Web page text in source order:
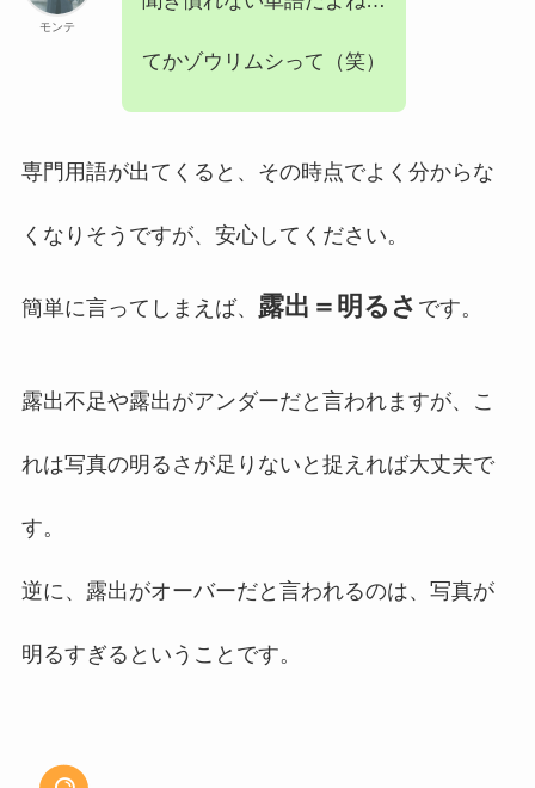
モンテ
てかゾウリムシって（笑）
専門用語が出てくると、その時点でよく分からな
くなりそうですが、安心してください。
簡単に言ってしまえば、 露出＝明るさ です。
露出不足や露出がアンダーだと言われますが、こ
れは写真の明るさが足りないと捉えれば大丈夫で
す。
逆に、露出がオーバーだと言われるのは、写真が
明るすぎるということです。